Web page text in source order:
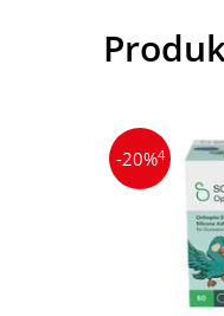
-20%4